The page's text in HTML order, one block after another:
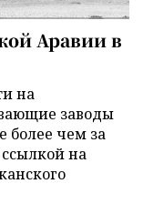
Аравии в
на
заводы
более чем за
на